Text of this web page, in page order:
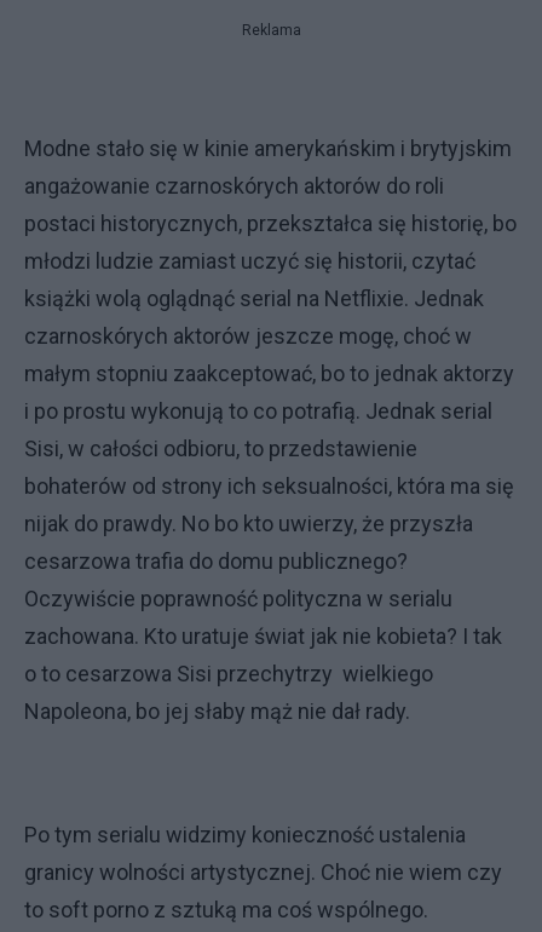
Reklama
Modne stało się w kinie amerykańskim i brytyjskim
angażowanie czarnoskórych aktorów do roli
postaci historycznych, przekształca się historię, bo
młodzi ludzie zamiast uczyć się historii, czytać
książki wolą oglądnąć serial na Netflixie. Jednak
czarnoskórych aktorów jeszcze mogę, choć w
małym stopniu zaakceptować, bo to jednak aktorzy
i po prostu wykonują to co potrafią. Jednak serial
Sisi, w całości odbioru, to przedstawienie
bohaterów od strony ich seksualności, która ma się
nijak do prawdy. No bo kto uwierzy, że przyszła
cesarzowa trafia do domu publicznego?
Oczywiście poprawność polityczna w serialu
zachowana. Kto uratuje świat jak nie kobieta? I tak
o to cesarzowa Sisi przechytrzy wielkiego
Napoleona, bo jej słaby mąż nie dał rady.
Po tym serialu widzimy konieczność ustalenia
granicy wolności artystycznej. Choć nie wiem czy
to soft porno z sztuką ma coś wspólnego.